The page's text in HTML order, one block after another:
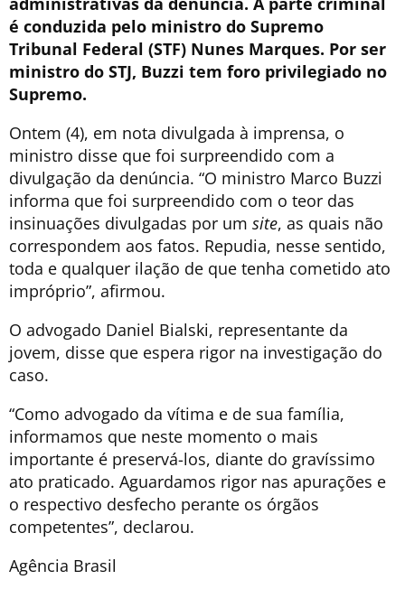
é conduzida pelo ministro do Supremo
Tribunal Federal (STF) Nunes Marques. Por ser
ministro do STJ, Buzzi tem foro privilegiado no
Supremo.
Ontem (4), em nota divulgada à imprensa, o
ministro disse que foi surpreendido com a
divulgação da denúncia. “O ministro Marco Buzzi
informa que foi surpreendido com o teor das
insinuações divulgadas por um site, as quais não
correspondem aos fatos. Repudia, nesse sentido,
toda e qualquer ilação de que tenha cometido ato
impróprio”, afirmou.
O advogado Daniel Bialski, representante da
jovem, disse que espera rigor na investigação do
caso.
“Como advogado da vítima e de sua família,
informamos que neste momento o mais
importante é preservá-los, diante do gravíssimo
ato praticado. Aguardamos rigor nas apurações e
o respectivo desfecho perante os órgãos
competentes”, declarou.
Agência Brasil